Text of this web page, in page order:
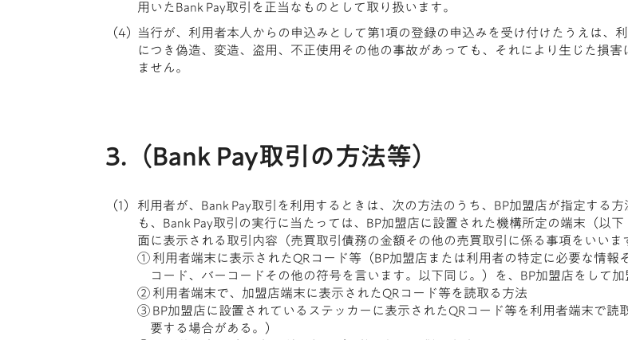
用いたBank Pay取引を正当なものとして取り扱います。
当行が、利用者本人からの申込みとして第1項の登録の申込みを受け付けたうえは、
につき偽造、変造、盗用、不正使用その他の事故があっても、それにより生じた損
ません。
3.（Bank Pay取引の方法等）
利用者が、Bank Pay取引を利用するときは、次の方法のうち、BP加盟店が指定する
も、Bank Pay取引の実行に当たっては、BP加盟店に設置された機構所定の端末（以
面に表示される取引内容（売買取引債務の金額その他の売買取引に係る事項をいいま
① 利用者端末に表示されたQRコード等（BP加盟店または利用者の特定に必要な情報
コード、バーコードその他の符号を言います。以下同じ。）を、BP加盟店をして
② 利用者端末で、加盟店端末に表示されたQRコード等を読取る方法
③ BP加盟店に設置されているステッカーに表示されたQRコード等を利用者端末で
要する場合がある。）